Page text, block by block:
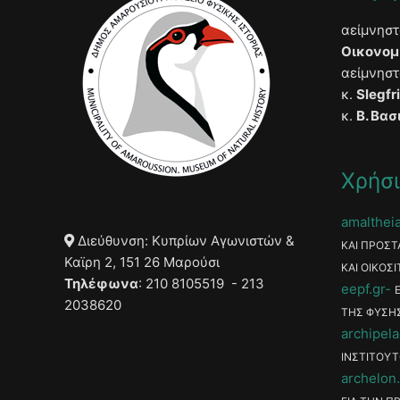
Διεύθυνση: Κυπρίων Αγωνιστών &
Καϊρη 2, 151 26 Μαρούσι
Τηλέφωνα: 210 8105519 - 213
2038620
κ.
κ. Β.
ΚΑΙ
ΚΑΙ
eepf.gr
ΤΗΣ